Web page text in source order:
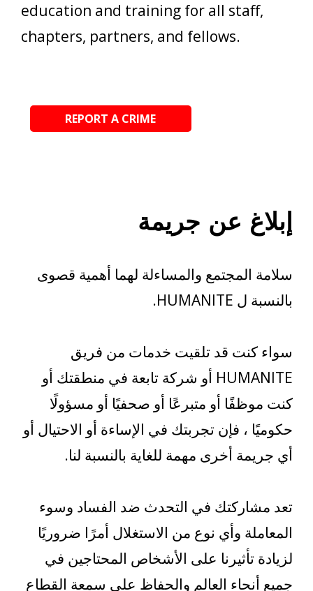
education and training for all staff,
chapters, partners, and fellows.
REPORT A CRIME
إبلاغ عن جريمة
سلامة المجتمع والمساءلة لهما أهمية قصوى
بالنسبة ل HUMANITE.
سواء كنت قد تلقيت خدمات من فريق
HUMANITE أو شركة تابعة في منطقتك أو
كنت موظفًا أو متبرعًا أو صحفيًا أو مسؤولًا
حكوميًا ، فإن تجربتك في الإساءة أو الاحتيال أو
أي جريمة أخرى مهمة للغاية بالنسبة لنا.
تعد مشاركتك في التحدث ضد الفساد وسوء
المعاملة وأي نوع من الاستغلال أمرًا ضروريًا
لزيادة تأثيرنا على الأشخاص المحتاجين في
جميع أنحاء العالم والحفاظ على سمعة القطاع